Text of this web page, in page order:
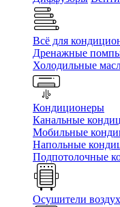
Всё для
Дренажные
Холодильные
Кондиционеры
Канальные
Мобильные
Напольные
Подпотолочные
Осушители